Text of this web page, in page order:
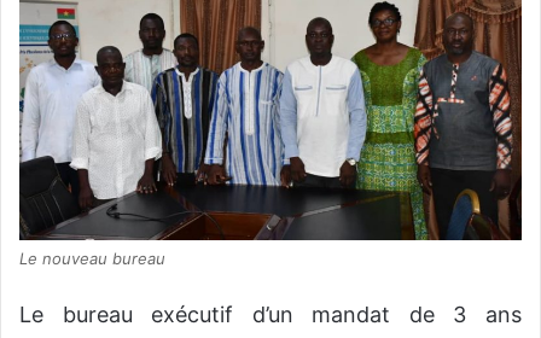
Le nouveau bureau
Le bureau exécutif d’un mandat de 3 ans